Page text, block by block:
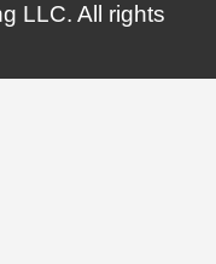
LLC. All rights